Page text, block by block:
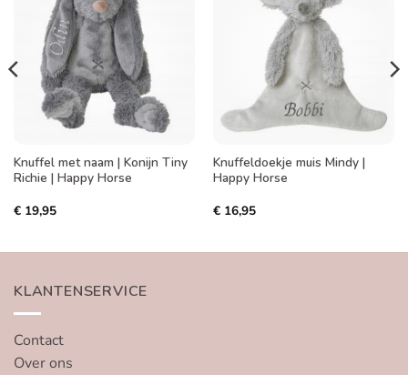
Toevoegen
verlanglijst
Knuffel met naam | Konijn Tiny
Richie | Happy Horse
€19,95
Toevoegen
verlanglijst
Knuffeldoekje muis Mindy |
Happy Horse
€16,95
KLANTENSERVICE
Contact
Over ons